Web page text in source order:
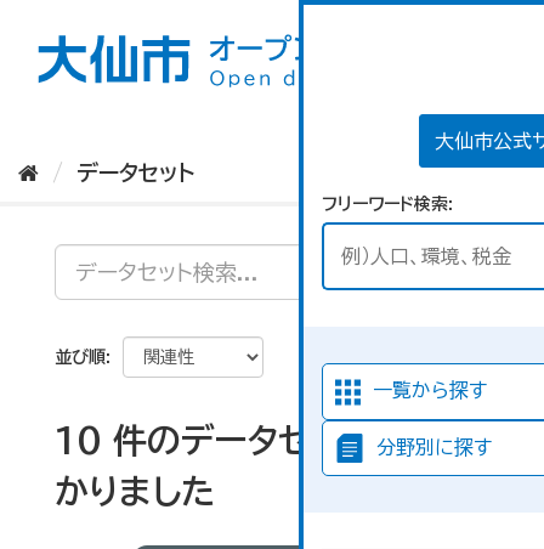
大仙市公式
フリーワード検索
一覧から探す
分野別に探す
データセット
並び順
10 件のデータセットが見つ
かりました